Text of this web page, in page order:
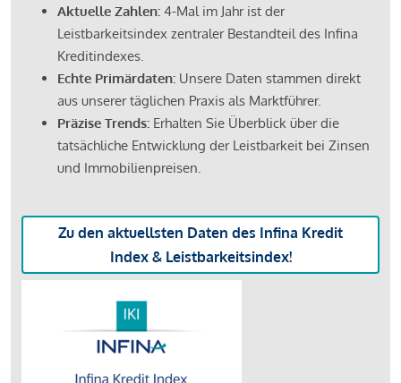
Aktuelle Zahlen: 4-Mal im Jahr ist der
Leistbarkeitsindex zentraler Bestandteil des Infina
Kreditindexes.
Echte Primärdaten: Unsere Daten stammen direkt
aus unserer täglichen Praxis als Marktführer.
Präzise Trends: Erhalten Sie Überblick über die
tatsächliche Entwicklung der Leistbarkeit bei Zinsen
und Immobilienpreisen.
Zu den aktuellsten Daten des Infina Kredit
Index & Leistbarkeitsindex!